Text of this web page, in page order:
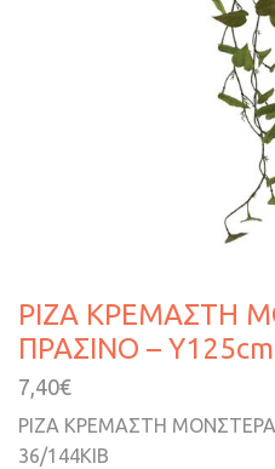
ΡΙΖΑ ΚΡΕΜΑΣΤΗ
ΠΡΑΣΙΝΟ –
7,40€
ΡΙΖΑ ΚΡΕΜΑΣΤΗ
36/144ΚΙΒ